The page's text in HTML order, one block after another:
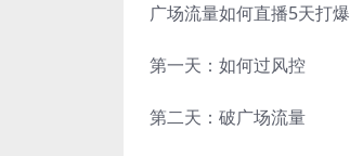
广场流量如何直播5天打爆
第一天：如何过风控
第二天：破广场流量